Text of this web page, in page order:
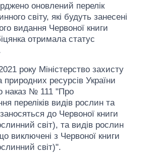
оновлений перелік
світу, які будуть занесені
видання Червоної книги
отримала статус
року Міністерство захисту
природних ресурсів України
наказ № 111 "Про
переліків видів рослин та
до Червоної книги
світ), та видів рослин
виключені з Червоної книги
світ)".